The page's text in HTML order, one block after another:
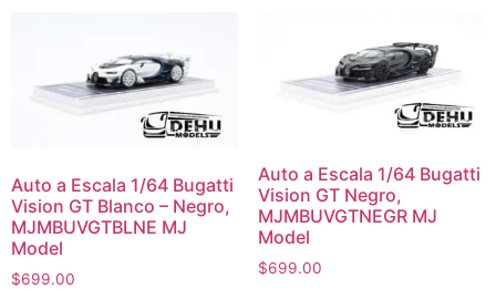
Auto a Escala 1/64 Bugatti
Vision GT Blanco – Negro,
MJMBUVGTBLNE MJ
Model
$699.00
Auto a Escala 1/64 Bugatti
Vision GT Negro,
MJMBUVGTNEGR MJ
Model
$699.00